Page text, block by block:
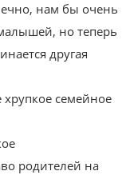
нам бы очень
но теперь
другая
семейное
родителей на